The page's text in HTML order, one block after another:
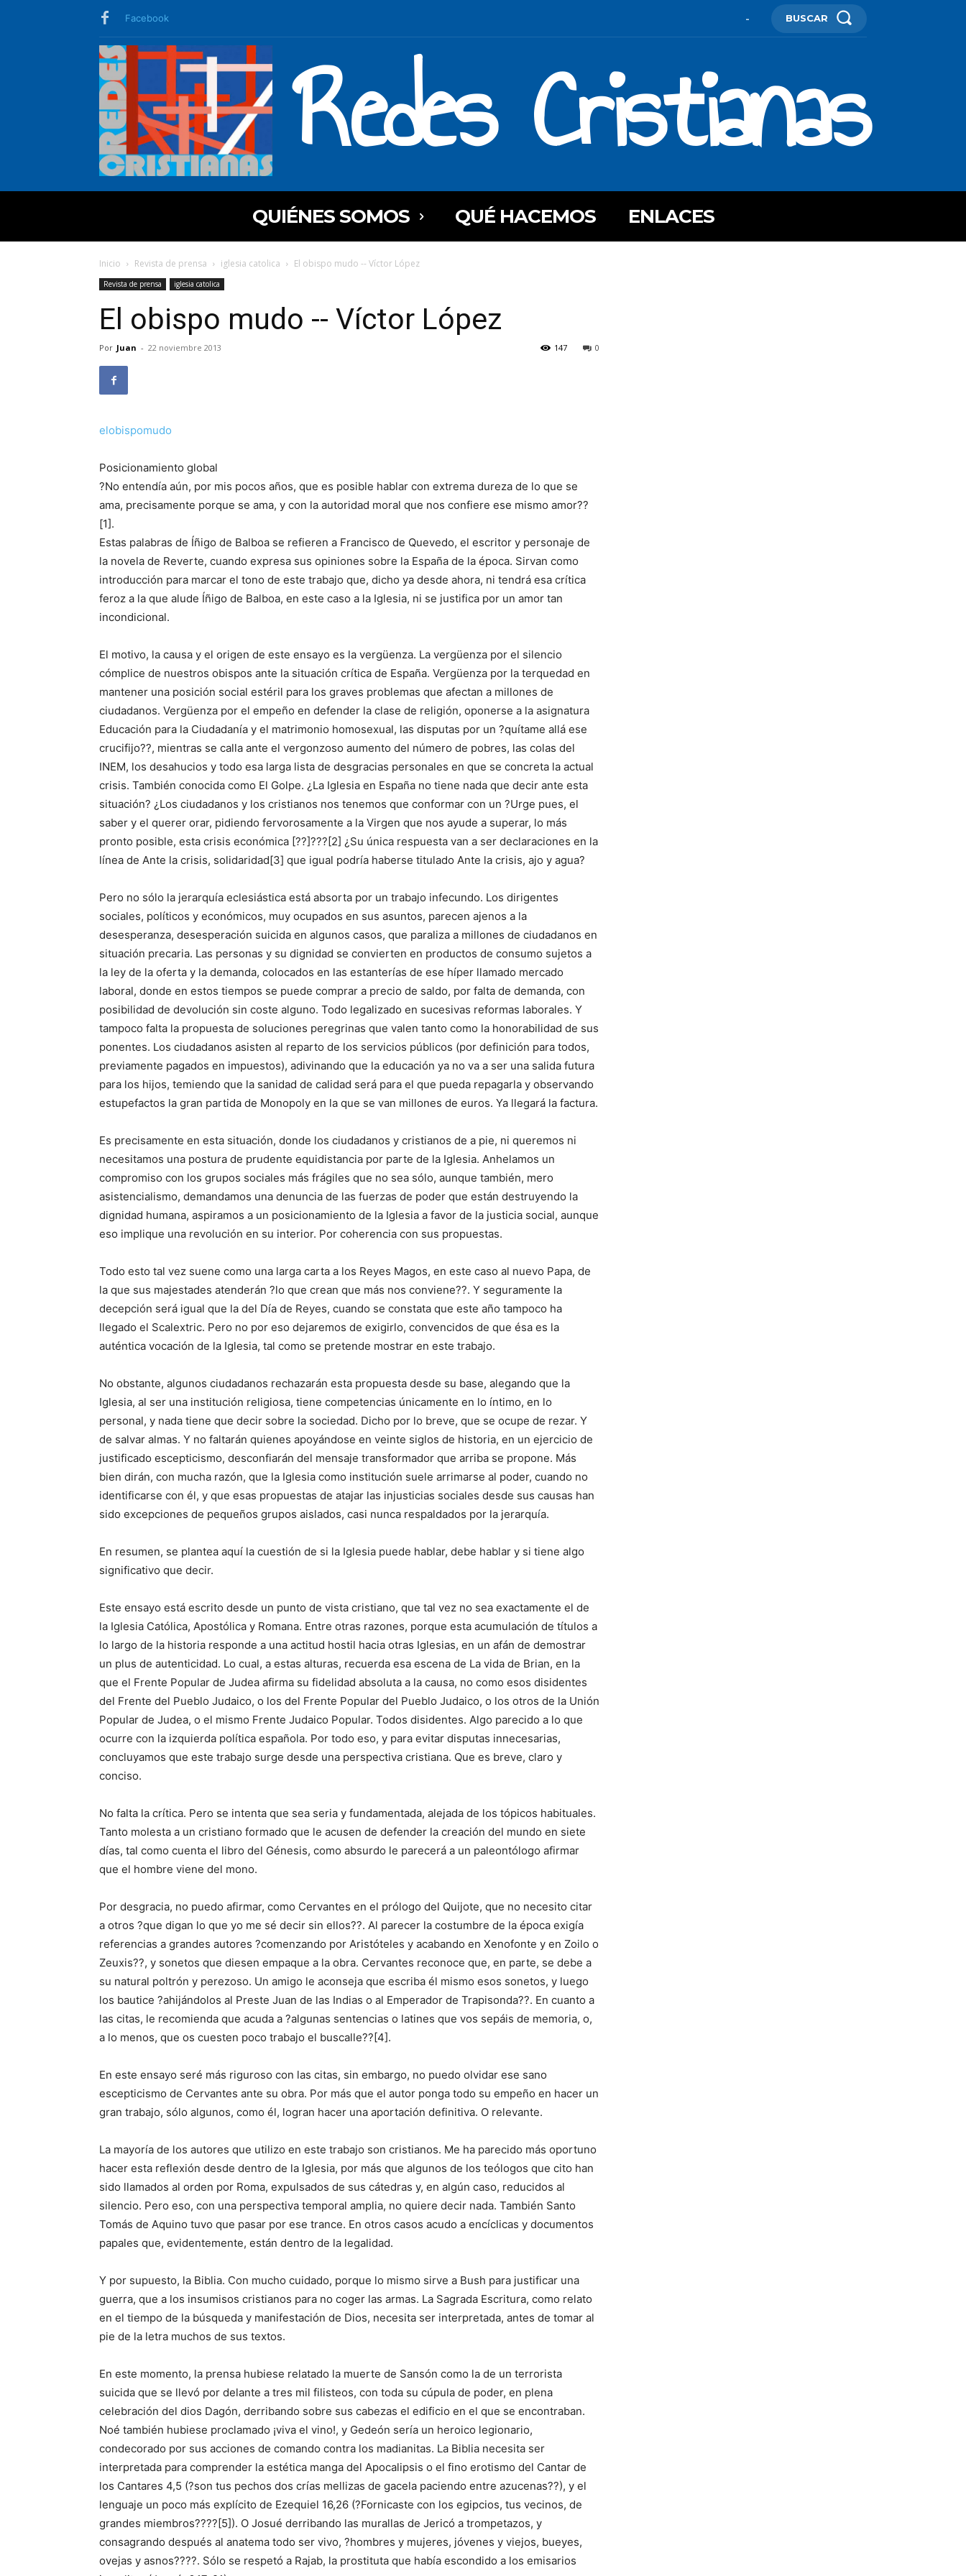
Facebook - BUSCAR
Redes Cristianas
QUIÉNES SOMOS QUÉ HACEMOS ENLACES
Inicio Revista de prensa iglesia catolica El obispo mudo -- Víctor López
Revista de prensa iglesia catolica
El obispo mudo -- Víctor López
Por Juan - 22 noviembre 2013 0
147
elobispomudo
Posicionamiento global
?No entendía aún, por mis pocos años, que es posible hablar con extrema dureza de lo que se
ama, precisamente porque se ama, y con la autoridad moral que nos confiere ese mismo amor??
[1].
Estas palabras de Íñigo de Balboa se refieren a Francisco de Quevedo, el escritor y personaje de
la novela de Reverte, cuando expresa sus opiniones sobre la España de la época. Sirvan como
introducción para marcar el tono de este trabajo que, dicho ya desde ahora, ni tendrá esa crítica
feroz a la que alude Íñigo de Balboa, en este caso a la Iglesia, ni se justifica por un amor tan
incondicional.
El motivo, la causa y el origen de este ensayo es la vergüenza. La vergüenza por el silencio
cómplice de nuestros obispos ante la situación crítica de España. Vergüenza por la terquedad en
mantener una posición social estéril para los graves problemas que afectan a millones de
ciudadanos. Vergüenza por el empeño en defender la clase de religión, oponerse a la asignatura
Educación para la Ciudadanía y el matrimonio homosexual, las disputas por un ?quítame allá ese
crucifijo??, mientras se calla ante el vergonzoso aumento del número de pobres, las colas del
INEM, los desahucios y todo esa larga lista de desgracias personales en que se concreta la actual
crisis. También conocida como El Golpe. ¿La Iglesia en España no tiene nada que decir ante esta
situación? ¿Los ciudadanos y los cristianos nos tenemos que conformar con un ?Urge pues, el
saber y el querer orar, pidiendo fervorosamente a la Virgen que nos ayude a superar, lo más
pronto posible, esta crisis económica [??]???[2] ¿Su única respuesta van a ser declaraciones en la
línea de Ante la crisis, solidaridad[3] que igual podría haberse titulado Ante la crisis, ajo y agua?
Pero no sólo la jerarquía eclesiástica está absorta por un trabajo infecundo. Los dirigentes
sociales, políticos y económicos, muy ocupados en sus asuntos, parecen ajenos a la
desesperanza, desesperación suicida en algunos casos, que paraliza a millones de ciudadanos en
situación precaria. Las personas y su dignidad se convierten en productos de consumo sujetos a
la ley de la oferta y la demanda, colocados en las estanterías de ese híper llamado mercado
laboral, donde en estos tiempos se puede comprar a precio de saldo, por falta de demanda, con
posibilidad de devolución sin coste alguno. Todo legalizado en sucesivas reformas laborales. Y
tampoco falta la propuesta de soluciones peregrinas que valen tanto como la honorabilidad de sus
ponentes. Los ciudadanos asisten al reparto de los servicios públicos (por definición para todos,
previamente pagados en impuestos), adivinando que la educación ya no va a ser una salida futura
para los hijos, temiendo que la sanidad de calidad será para el que pueda repagarla y observando
estupefactos la gran partida de Monopoly en la que se van millones de euros. Ya llegará la factura.
Es precisamente en esta situación, donde los ciudadanos y cristianos de a pie, ni queremos ni
necesitamos una postura de prudente equidistancia por parte de la Iglesia. Anhelamos un
compromiso con los grupos sociales más frágiles que no sea sólo, aunque también, mero
asistencialismo, demandamos una denuncia de las fuerzas de poder que están destruyendo la
dignidad humana, aspiramos a un posicionamiento de la Iglesia a favor de la justicia social, aunque
eso implique una revolución en su interior. Por coherencia con sus propuestas.
Todo esto tal vez suene como una larga carta a los Reyes Magos, en este caso al nuevo Papa, de
la que sus majestades atenderán ?lo que crean que más nos conviene??. Y seguramente la
decepción será igual que la del Día de Reyes, cuando se constata que este año tampoco ha
llegado el Scalextric. Pero no por eso dejaremos de exigirlo, convencidos de que ésa es la
auténtica vocación de la Iglesia, tal como se pretende mostrar en este trabajo.
No obstante, algunos ciudadanos rechazarán esta propuesta desde su base, alegando que la
Iglesia, al ser una institución religiosa, tiene competencias únicamente en lo íntimo, en lo
personal, y nada tiene que decir sobre la sociedad. Dicho por lo breve, que se ocupe de rezar. Y
de salvar almas. Y no faltarán quienes apoyándose en veinte siglos de historia, en un ejercicio de
justificado escepticismo, desconfiarán del mensaje transformador que arriba se propone. Más
bien dirán, con mucha razón, que la Iglesia como institución suele arrimarse al poder, cuando no
identificarse con él, y que esas propuestas de atajar las injusticias sociales desde sus causas han
sido excepciones de pequeños grupos aislados, casi nunca respaldados por la jerarquía.
En resumen, se plantea aquí la cuestión de si la Iglesia puede hablar, debe hablar y si tiene algo
significativo que decir.
Este ensayo está escrito desde un punto de vista cristiano, que tal vez no sea exactamente el de
la Iglesia Católica, Apostólica y Romana. Entre otras razones, porque esta acumulación de títulos a
lo largo de la historia responde a una actitud hostil hacia otras Iglesias, en un afán de demostrar
un plus de autenticidad. Lo cual, a estas alturas, recuerda esa escena de La vida de Brian, en la
que el Frente Popular de Judea afirma su fidelidad absoluta a la causa, no como esos disidentes
del Frente del Pueblo Judaico, o los del Frente Popular del Pueblo Judaico, o los otros de la Unión
Popular de Judea, o el mismo Frente Judaico Popular. Todos disidentes. Algo parecido a lo que
ocurre con la izquierda política española. Por todo eso, y para evitar disputas innecesarias,
concluyamos que este trabajo surge desde una perspectiva cristiana. Que es breve, claro y
conciso.
No falta la crítica. Pero se intenta que sea seria y fundamentada, alejada de los tópicos habituales.
Tanto molesta a un cristiano formado que le acusen de defender la creación del mundo en siete
días, tal como cuenta el libro del Génesis, como absurdo le parecerá a un paleontólogo afirmar
que el hombre viene del mono.
Por desgracia, no puedo afirmar, como Cervantes en el prólogo del Quijote, que no necesito citar
a otros ?que digan lo que yo me sé decir sin ellos??. Al parecer la costumbre de la época exigía
referencias a grandes autores ?comenzando por Aristóteles y acabando en Xenofonte y en Zoilo o
Zeuxis??, y sonetos que diesen empaque a la obra. Cervantes reconoce que, en parte, se debe a
su natural poltrón y perezoso. Un amigo le aconseja que escriba él mismo esos sonetos, y luego
los bautice ?ahijándolos al Preste Juan de las Indias o al Emperador de Trapisonda??. En cuanto a
las citas, le recomienda que acuda a ?algunas sentencias o latines que vos sepáis de memoria, o,
a lo menos, que os cuesten poco trabajo el buscalle??[4].
En este ensayo seré más riguroso con las citas, sin embargo, no puedo olvidar ese sano
escepticismo de Cervantes ante su obra. Por más que el autor ponga todo su empeño en hacer un
gran trabajo, sólo algunos, como él, logran hacer una aportación definitiva. O relevante.
La mayoría de los autores que utilizo en este trabajo son cristianos. Me ha parecido más oportuno
hacer esta reflexión desde dentro de la Iglesia, por más que algunos de los teólogos que cito han
sido llamados al orden por Roma, expulsados de sus cátedras y, en algún caso, reducidos al
silencio. Pero eso, con una perspectiva temporal amplia, no quiere decir nada. También Santo
Tomás de Aquino tuvo que pasar por ese trance. En otros casos acudo a encíclicas y documentos
papales que, evidentemente, están dentro de la legalidad.
Y por supuesto, la Biblia. Con mucho cuidado, porque lo mismo sirve a Bush para justificar una
guerra, que a los insumisos cristianos para no coger las armas. La Sagrada Escritura, como relato
en el tiempo de la búsqueda y manifestación de Dios, necesita ser interpretada, antes de tomar al
pie de la letra muchos de sus textos.
En este momento, la prensa hubiese relatado la muerte de Sansón como la de un terrorista
suicida que se llevó por delante a tres mil filisteos, con toda su cúpula de poder, en plena
celebración del dios Dagón, derribando sobre sus cabezas el edificio en el que se encontraban.
Noé también hubiese proclamado ¡viva el vino!, y Gedeón sería un heroico legionario,
condecorado por sus acciones de comando contra los madianitas. La Biblia necesita ser
interpretada para comprender la estética manga del Apocalipsis o el fino erotismo del Cantar de
los Cantares 4,5 (?son tus pechos dos crías mellizas de gacela paciendo entre azucenas??), y el
lenguaje un poco más explícito de Ezequiel 16,26 (?Fornicaste con los egipcios, tus vecinos, de
grandes miembros????[5]). O Josué derribando las murallas de Jericó a trompetazos, y
consagrando después al anatema todo ser vivo, ?hombres y mujeres, jóvenes y viejos, bueyes,
ovejas y asnos????. Sólo se respetó a Rajab, la prostituta que había escondido a los emisarios